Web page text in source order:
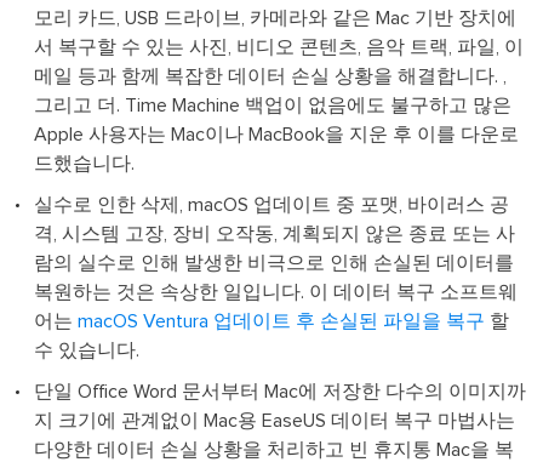
모리 카드, USB 드라이브, 카메라와 같은 Mac 기반 장치에
서 복구할 수 있는 사진, 비디오 콘텐츠, 음악 트랙, 파일, 이
메일 등과 함께 복잡한 데이터 손실 상황을 해결합니다. ,
그리고 더. Time Machine 백업이 없음에도 불구하고 많은
Apple 사용자는 Mac이나 MacBook을 지운 후 이를 다운로
드했습니다.
실수로 인한 삭제, macOS 업데이트 중 포맷, 바이러스 공
격, 시스템 고장, 장비 오작동, 계획되지 않은 종료 또는 사
람의 실수로 인해 발생한 비극으로 인해 손실된 데이터를
복원하는 것은 속상한 일입니다. 이 데이터 복구 소프트웨
어는macOS Ventura 업데이트 후 손실된 파일을 복구 할
수 있습니다.
단일 Office Word 문서부터 Mac에 저장한 다수의 이미지까
지 크기에 관계없이 Mac용 EaseUS 데이터 복구 마법사는
다양한 데이터 손실 상황을 처리하고 빈 휴지통 Mac을 복